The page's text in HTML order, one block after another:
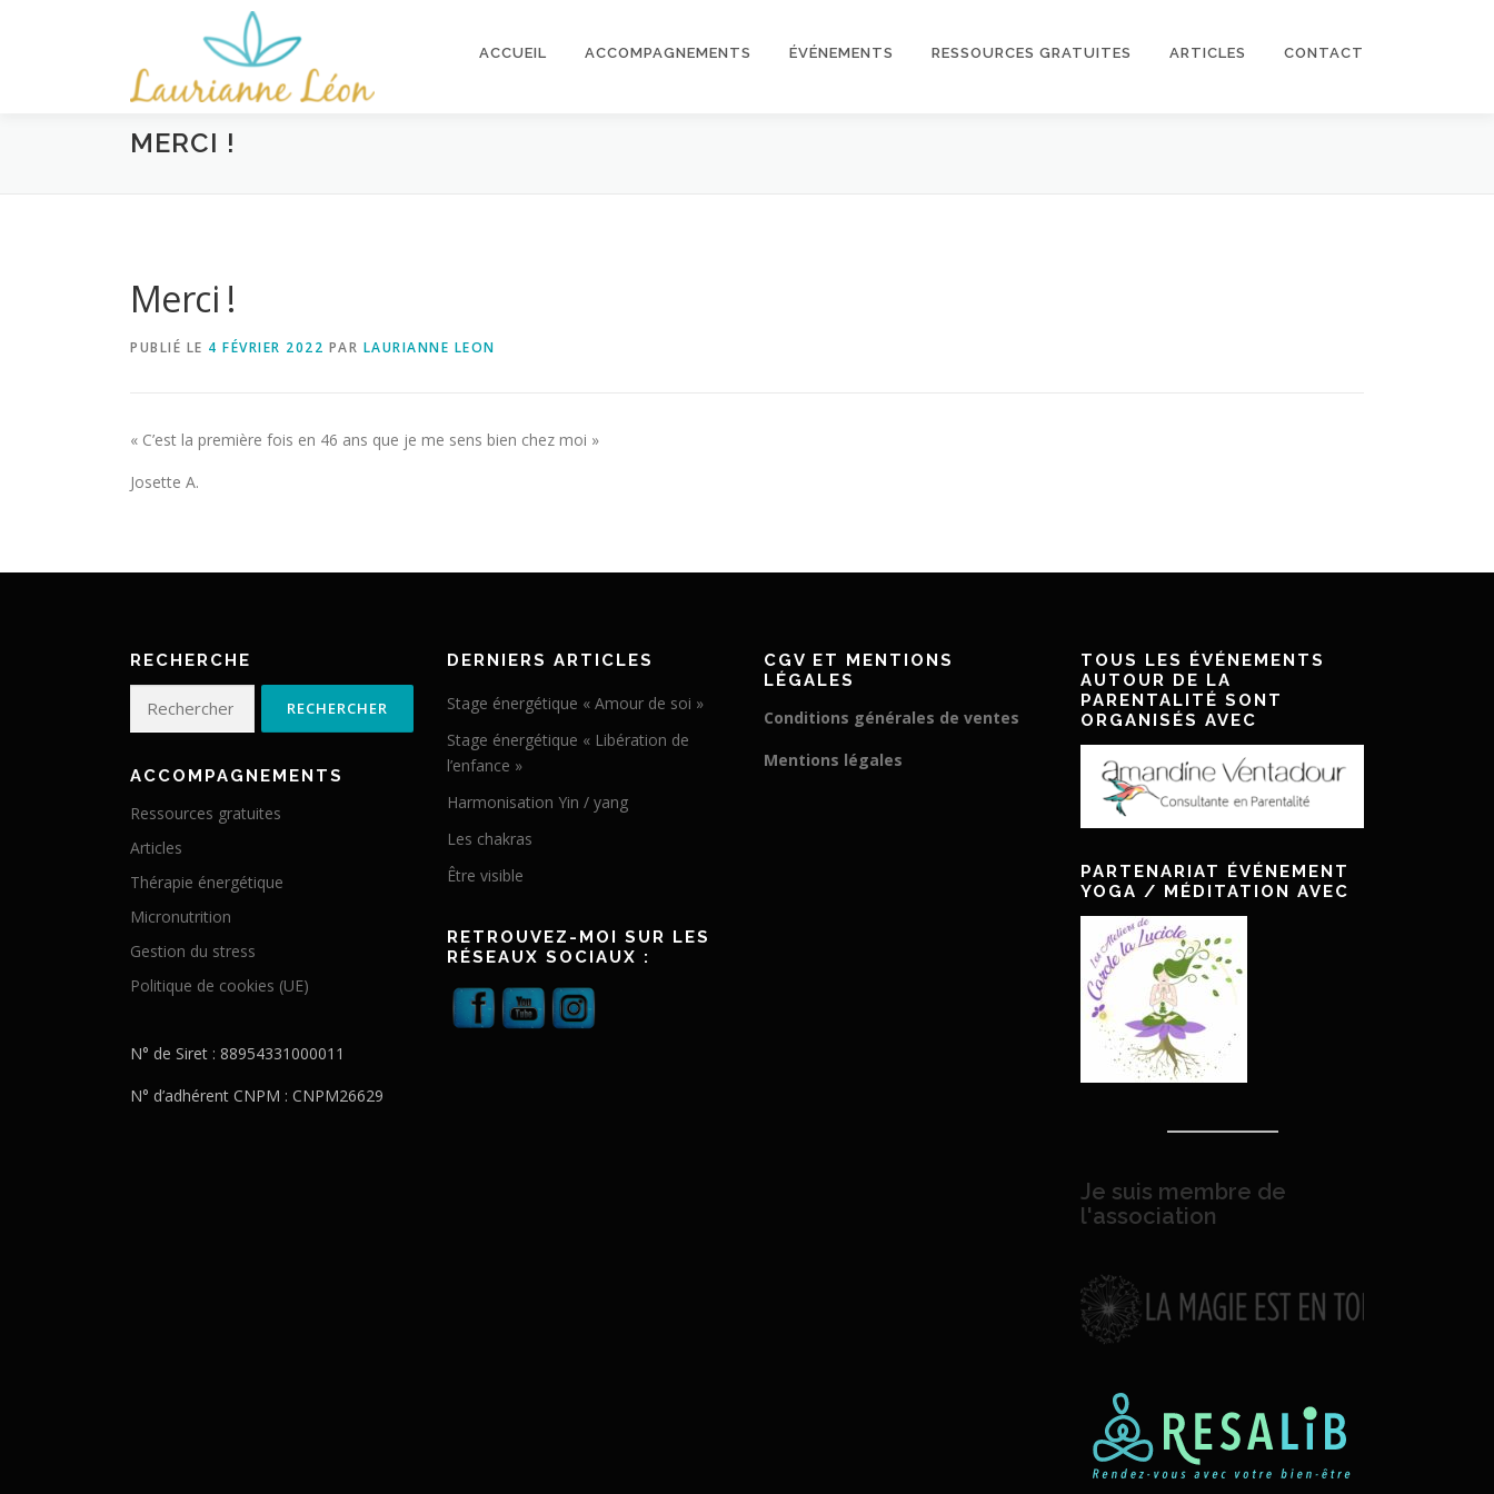
ACCUEIL ACCOMPAGNEMENTS ÉVÉNEMENTS RESSOURCES GRATUITES ARTICLES CONTACT
MERCI !
Merci !
PUBLIÉ LE 4 FÉVRIER 2022 PAR LAURIANNE LEON
« C’est la première fois en 46 ans que je me sens bien chez moi »
Josette A.
RECHERCHE
ACCOMPAGNEMENTS
Ressources gratuites
Articles
Thérapie énergétique
Micronutrition
Gestion du stress
Politique de cookies (UE)
N° de Siret : 88954331000011
N° d’adhérent CNPM : CNPM26629
DERNIERS ARTICLES
Stage énergétique « Amour de soi »
Stage énergétique « Libération de
l’enfance »
Harmonisation Yin / yang
Les chakras
Être visible
RETROUVEZ-MOI SUR LES
RÉSEAUX SOCIAUX :
CGV ET MENTIONS
LÉGALES
Conditions générales de ventes
Mentions légales
TOUS LES ÉVÉNEMENTS
AUTOUR DE LA
PARENTALITÉ SONT
ORGANISÉS AVEC
PARTENARIAT ÉVÉNEMENT
YOGA / MÉDITATION AVEC
Je suis membre de
l'association